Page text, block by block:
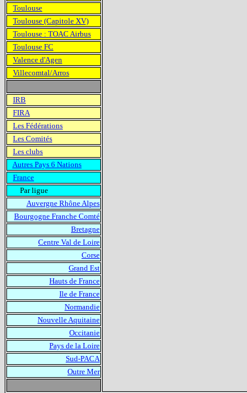
Toulouse
Toulouse (Capitole XV)
Toulouse : TOAC Airbus
Toulouse FC
Valence d'Agen
Villecomtal/Arros
IRB
FIRA
Les Fédérations
Les Comités
Les clubs
Autres Pays 6 Nations
France
Par ligue
Auvergne Rhône Alpes
Bourgogne Franche Comté
Bretagne
Centre Val de Loire
Corse
Grand Est
Hauts de France
Ile de France
Normandie
Nouvelle Aquitaine
Occitanie
Pays de la Loire
Sud-PACA
Outre Mer